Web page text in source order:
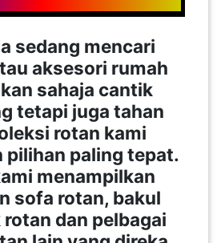
sedang mencari
aksesori rumah
sahaja cantik
tetapi juga tahan
rotan kami
pilihan paling tepat.
menampilkan
sofa rotan, bakul
dan pelbagai